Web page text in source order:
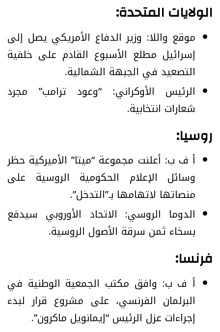
الولايات المتحدة:
موقع واللا: وزير الدفاع الأمريكي يصل إلى
إسرائيل مطلع الأسبوع القادم على خلفية
التصعيد في الجبهة الشمالية.
الرئيس الأوكراني: “وعود ترامب” مجرد
شعارات انتخابية.
روسيا:
أ ف ب: أعلنت مجموعة “ميتا” الأميركية حظر
وسائل الإعلام الحكومية الروسية على
منصاتها لاتهامها بـ”التدخل”.
الدوما الروسي: الاتحاد الأوروبي سيدفع
بسخاء ثمن سرقة الأصول الروسية.
فرنسا:
أ ف ب: وافق مكتب الجمعية الوطنية في
البرلمان الفرنسي، على مشروع قرار لبدء
إجراءات عزل الرئيس “إيمانويل ماكرون”.